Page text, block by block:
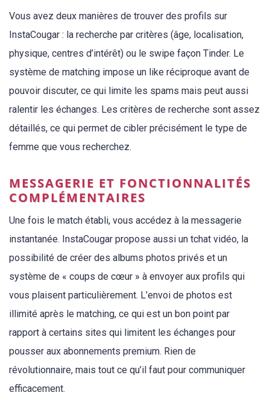
Vous avez deux manières de trouver des profils sur
InstaCougar : la recherche par critères (âge, localisation,
physique, centres d’intérêt) ou le swipe façon Tinder. Le
système de matching impose un like réciproque avant de
pouvoir discuter, ce qui limite les spams mais peut aussi
ralentir les échanges. Les critères de recherche sont assez
détaillés, ce qui permet de cibler précisément le type de
femme que vous recherchez.
MESSAGERIE ET FONCTIONNALITÉS
COMPLÉMENTAIRES
Une fois le match établi, vous accédez à la messagerie
instantanée. InstaCougar propose aussi un tchat vidéo, la
possibilité de créer des albums photos privés et un
système de « coups de cœur » à envoyer aux profils qui
vous plaisent particulièrement. L’envoi de photos est
illimité après le matching, ce qui est un bon point par
rapport à certains sites qui limitent les échanges pour
pousser aux abonnements premium. Rien de
révolutionnaire, mais tout ce qu’il faut pour communiquer
efficacement.